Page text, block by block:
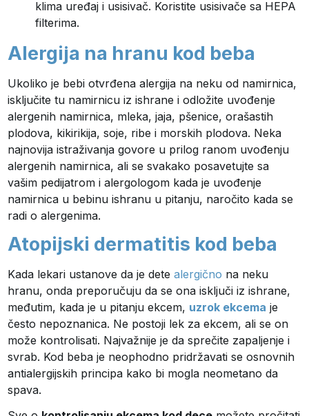
klima uređaj i usisivač. Koristite usisivače sa HEPA
filterima.
Alergija na hranu kod beba
Ukoliko je bebi otvrđena alergija na neku od namirnica,
isključite tu namirnicu iz ishrane i odložite uvođenje
alergenih namirnica, mleka, jaja, pšenice, orašastih
plodova, kikirikija, soje, ribe i morskih plodova. Neka
najnovija istraživanja govore u prilog ranom uvođenju
alergenih namirnica, ali se svakako posavetujte sa
vašim pedijatrom i alergologom kada je uvođenje
namirnica u bebinu ishranu u pitanju, naročito kada se
radi o alergenima.
Atopijski dermatitis kod beba
Kada lekari ustanove da je detealergično na neku
hranu, onda preporučuju da se ona isključi iz ishrane,
međutim, kada je u pitanju ekcem, uzrok ekcema je
često nepoznanica. Ne postoji lek za ekcem, ali se on
može kontrolisati. Najvažnije je da sprečite zapaljenje i
svrab. Kod beba je neophodno pridržavati se osnovnih
antialergijskih principa kako bi mogla neometano da
spava.